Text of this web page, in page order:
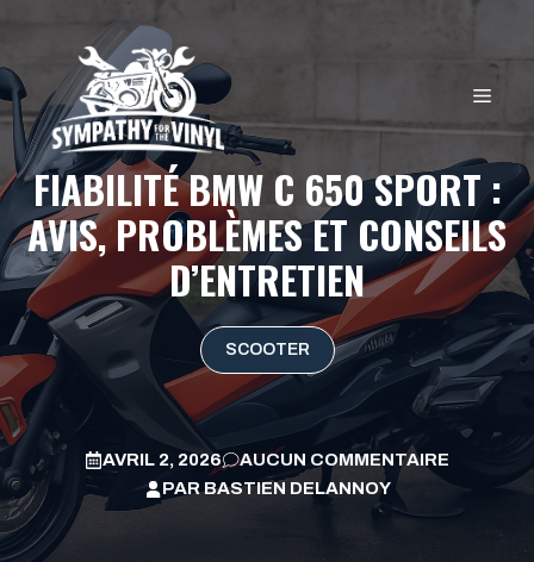
contenu
FIABILITÉ BMW C 650 SPORT :
AVIS, PROBLÈMES ET CONSEILS
D’ENTRETIEN
SCOOTER
AVRIL 2, 2026
AUCUN COMMENTAIRE
PARBASTIEN DELANNOY